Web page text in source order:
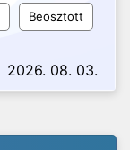
Beosztott
2026. 08. 03.